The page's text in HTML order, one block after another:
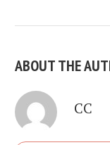
ABOUT THE
CC